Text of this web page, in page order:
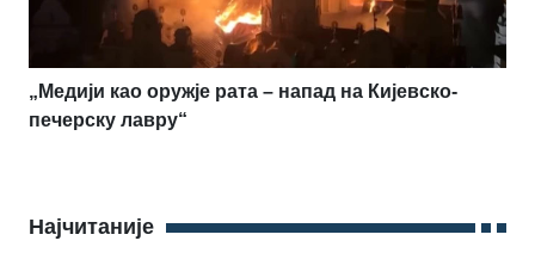
„Медији као оружје рата – напад на Кијевско-
печерску лавру“
Најчитаније